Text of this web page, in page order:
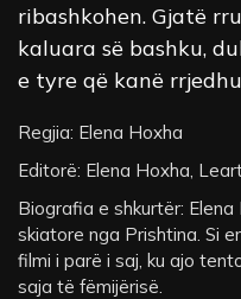
ribashkohen. Gjatë
kaluara së bashku,
e tyre që kanë
Regjia: Elena Hoxha
Editorë: Elena Hoxha,
Biografia e shkurtër:
skiatore nga Prishtina. Si
filmi i parë i saj, ku ajo
saja të fëmijërisë.